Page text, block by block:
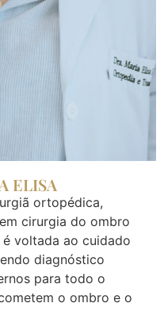
ELISA
ortopédica,
cirurgia do ombro
voltada ao cuidado
diagnóstico
para todo o
o ombro e o